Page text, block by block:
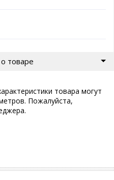
товаре
товара могут
Пожалуйста,